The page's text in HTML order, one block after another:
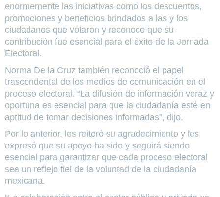
enormemente las iniciativas como los descuentos,
promociones y beneficios brindados a las y los
ciudadanos que votaron y reconoce que su
contribución fue esencial para el éxito de la Jornada
Electoral.
Norma De la Cruz también reconoció el papel
trascendental de los medios de comunicación en el
proceso electoral. “La difusión de información veraz y
oportuna es esencial para que la ciudadanía esté en
aptitud de tomar decisiones informadas”, dijo.
Por lo anterior, les reiteró su agradecimiento y les
expresó que su apoyo ha sido y seguirá siendo
esencial para garantizar que cada proceso electoral
sea un reflejo fiel de la voluntad de la ciudadanía
mexicana.